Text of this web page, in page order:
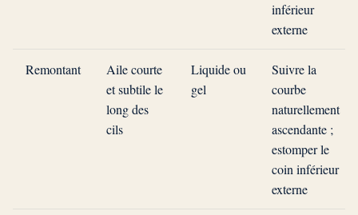
inférieur
externe
Remontant
Aile courte
et subtile le
long des
cils
Liquide ou
gel
Suivre la
courbe
naturellement
ascendante ;
estomper le
coin inférieur
externe